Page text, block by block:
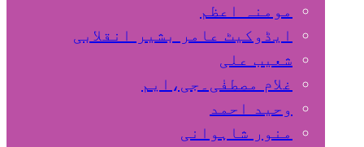
مومنہ اعظم
ایڈوکیٹ عامر بشیر انقلابی
شعیب علی
غلام مصطفٰی۔جی،ایم
وحید احمد
منور شاہوانی